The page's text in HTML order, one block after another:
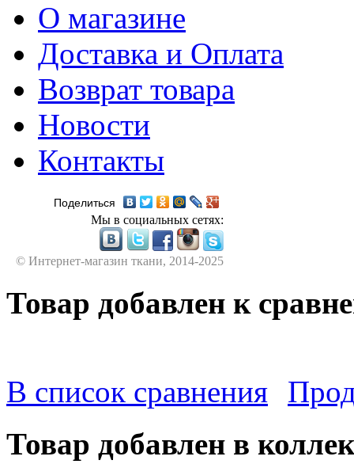
О магазине
Доставка и Оплата
Возврат товара
Новости
Контакты
Поделиться
Мы в социальных сетях:
© Интернет-магазин ткани, 2014-2025
Товар добавлен к
В список сравнения
Товар добавлен в